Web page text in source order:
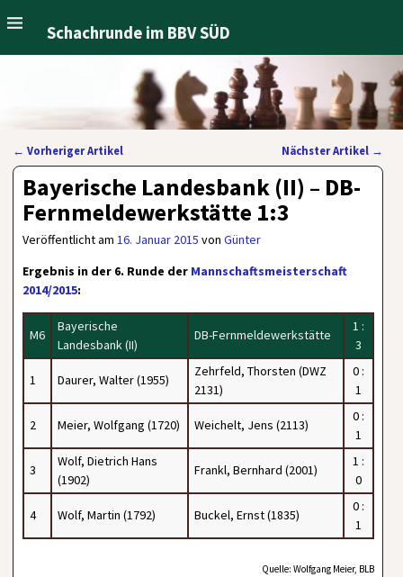
Schachrunde im BBV SÜD
Artikelnavigation
← Vorheriger Artikel Nächster Artikel →
Bayerische Landesbank (II) – DB-
Fernmeldewerkstätte 1:3
Veröffentlicht am16. Januar 2015 vonGünter
Ergebnis in der 6. Runde der Mannschaftsmeisterschaft
2014/2015:
M6
Bayerische
Landesbank (II)
DB-Fernmeldewerkstätte
1 :
3
1 Daurer, Walter (1955)
Zehrfeld, Thorsten (DWZ
2131)
0 :
1
2 Meier, Wolfgang (1720) Weichelt, Jens (2113)
0 :
1
3
Wolf, Dietrich Hans
(1902)
Frankl, Bernhard (2001)
1 :
0
4 Wolf, Martin (1792) Buckel, Ernst (1835)
0 :
1
Quelle: Wolfgang Meier, BLB